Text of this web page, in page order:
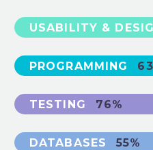
USABILITY &
PROGRAMMING
TESTING 76%
DATABASES 55%